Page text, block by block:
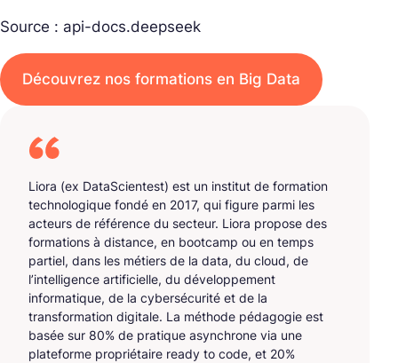
Source : api-docs.deepseek
Découvrez nos formations en Big Data
Liora (ex DataScientest) est un institut de formation
technologique fondé en 2017, qui figure parmi les
acteurs de référence du secteur. Liora propose des
formations à distance, en bootcamp ou en temps
partiel, dans les métiers de la data, du cloud, de
l’intelligence artificielle, du développement
informatique, de la cybersécurité et de la
transformation digitale. La méthode pédagogie est
basée sur 80% de pratique asynchrone via une
plateforme propriétaire ready to code, et 20%